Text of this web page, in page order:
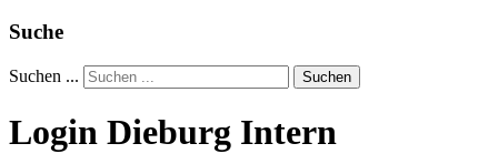
Suche
Suchen ... Suchen
Login Dieburg Intern